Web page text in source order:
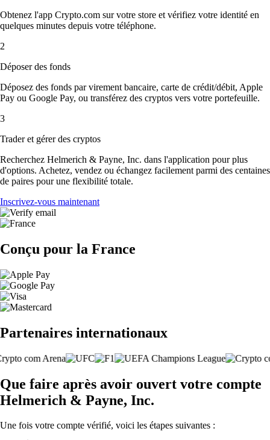
Obtenez l'app Crypto.com sur votre store et vérifiez votre identité en
quelques minutes depuis votre téléphone.
2
Déposer des fonds
Déposez des fonds par virement bancaire, carte de crédit/débit, Apple
Pay ou Google Pay, ou transférez des cryptos vers votre portefeuille.
3
Trader et gérer des cryptos
Recherchez Helmerich & Payne, Inc. dans l'application pour plus
d'options. Achetez, vendez ou échangez facilement parmi des centaines
de paires pour une flexibilité totale.
Inscrivez-vous maintenant
Conçu pour la France
Partenaires internationaux
Que faire après avoir ouvert votre compte
Helmerich & Payne, Inc.
Une fois votre compte vérifié, voici les étapes suivantes :